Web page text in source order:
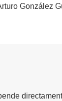
González